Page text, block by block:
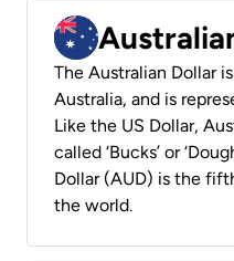
The Australian Dollar
Australia, and is
Like the US Dollar,
called ‘Bucks’ or
Dollar (AUD) is the
the world.